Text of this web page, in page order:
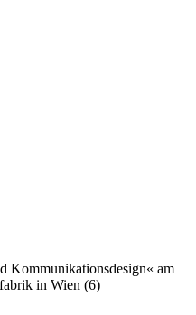
Kommunikationsdesign« am
in Wien (6)